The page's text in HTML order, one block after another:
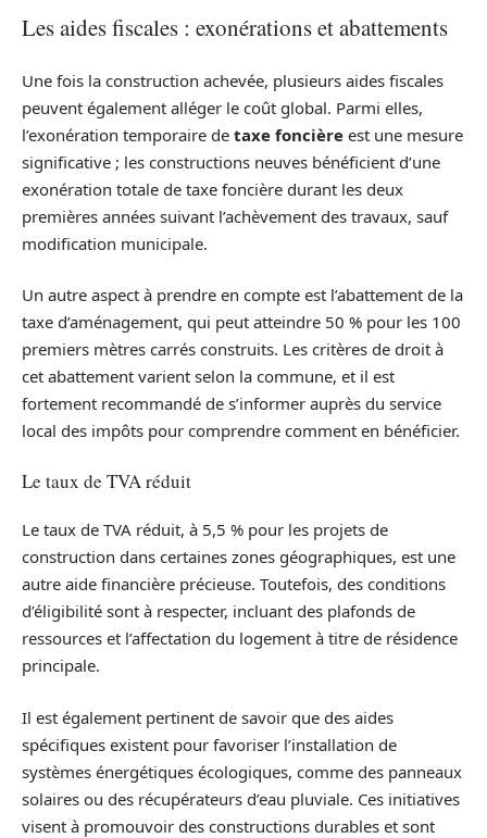
Les aides fiscales : exonérations et abattements
Une fois la construction achevée, plusieurs aides fiscales
peuvent également alléger le coût global. Parmi elles,
l’exonération temporaire de taxe foncière est une mesure
significative ; les constructions neuves bénéficient d’une
exonération totale de taxe foncière durant les deux
premières années suivant l’achèvement des travaux, sauf
modification municipale.
Un autre aspect à prendre en compte est l’abattement de la
taxe d’aménagement, qui peut atteindre 50 % pour les 100
premiers mètres carrés construits. Les critères de droit à
cet abattement varient selon la commune, et il est
fortement recommandé de s’informer auprès du service
local des impôts pour comprendre comment en bénéficier.
Le taux de TVA réduit
Le taux de TVA réduit, à 5,5 % pour les projets de
construction dans certaines zones géographiques, est une
autre aide financière précieuse. Toutefois, des conditions
d’éligibilité sont à respecter, incluant des plafonds de
ressources et l’affectation du logement à titre de résidence
principale.
Il est également pertinent de savoir que des aides
spécifiques existent pour favoriser l’installation de
systèmes énergétiques écologiques, comme des panneaux
solaires ou des récupérateurs d’eau pluviale. Ces initiatives
visent à promouvoir des constructions durables et sont